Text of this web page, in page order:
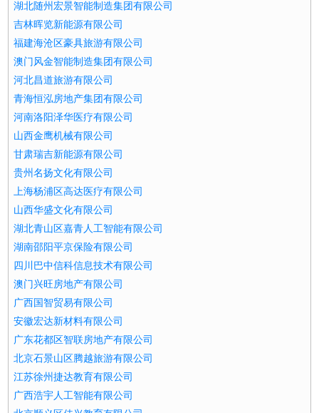
湖北随州宏景智能制造集团有限公司
吉林晖览新能源有限公司
福建海沧区豪具旅游有限公司
澳门风金智能制造集团有限公司
河北昌道旅游有限公司
青海恒泓房地产集团有限公司
河南洛阳泽华医疗有限公司
山西金鹰机械有限公司
甘肃瑞吉新能源有限公司
贵州名扬文化有限公司
上海杨浦区高达医疗有限公司
山西华盛文化有限公司
湖北青山区嘉青人工智能有限公司
湖南邵阳平京保险有限公司
四川巴中信科信息技术有限公司
澳门兴旺房地产有限公司
广西国智贸易有限公司
安徽宏达新材料有限公司
广东花都区智联房地产有限公司
北京石景山区腾越旅游有限公司
江苏徐州捷达教育有限公司
广西浩宇人工智能有限公司